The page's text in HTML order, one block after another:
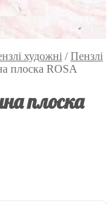
художні /Пензлі
плоска ROSA
плоска